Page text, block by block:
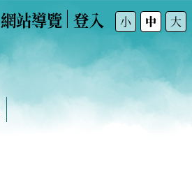
網站導覽 登入 小 中 大